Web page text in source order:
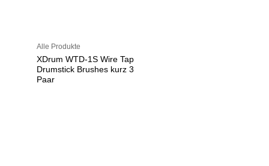
Alle Produkte
XDrum WTD-1S Wire Tap
Drumstick Brushes kurz 3
Paar